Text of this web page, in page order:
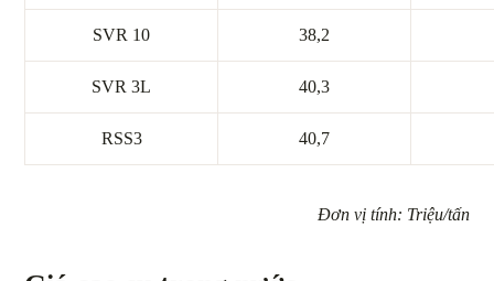
SVR 10 38,2
SVR 3L 40,3
RSS3 40,7
Đơn vị tính: Triệu/tấn